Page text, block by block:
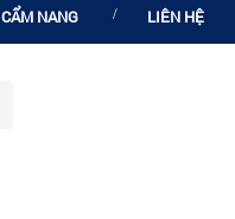
CẨM NANG LIÊN HỆ